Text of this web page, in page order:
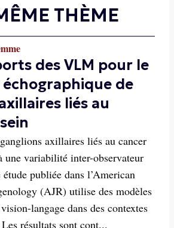
THÈME
des VLM pour le
de
liés au
axillaires liés au cancer
une variabilité inter-observateur
publiée dans l’American
(AJR) utilise des modèles
langage dans des contextes
résultats sont cont...